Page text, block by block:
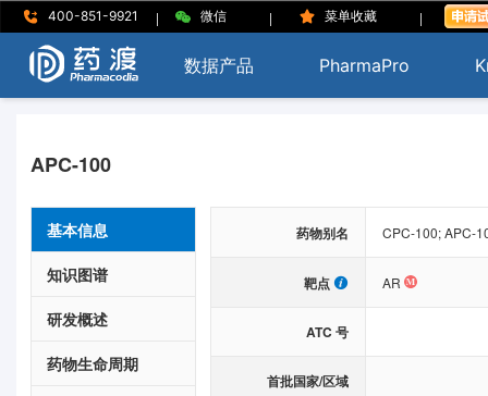
400-851-9921 | 微信 | 菜单收藏 |
数据产品 PharmaPro
APC-100
基本信息
知识图谱
研发概述
药物生命周期
药物别名 CPC-100; APC-
靶点 AR
ATC 号
首批国家/区域